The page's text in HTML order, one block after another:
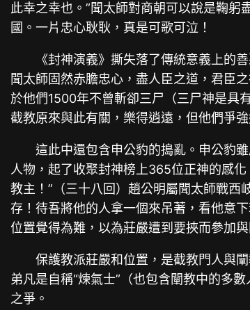
此幸之幸也。”聞太師對商朝可以說是鞠
國。一片忠心耿耿，真是可歌可泣！
《封神演義》撕失落了傳統意義上的
聞太師固然赤膽忠心，盡人臣之道，君臣
於他們1500年不曾斬卻三尸（三尸神是具
截教原來與此有關，樂得逍遠，但他們爭
這此中還包含申公豹的搗亂。申公豹
人物，起了收聚封神榜上365位正神的感
教主！”（三十八回）趙公明屬聞太師戰西
存！待吾將他的人拿一個來吊著，看他意
位置覺得為難，以為莊嚴遭到要挾而參加與
保護教派莊嚴和位置，是截教門人與
弟凡是自稱“煉氣士”（也包含闡教中的多
之爭。